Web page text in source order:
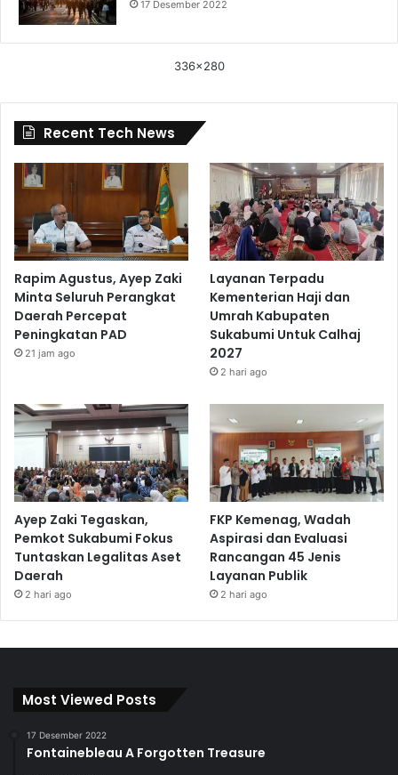
17 Desember 2022
336x280
Recent Tech News
Rapim Agustus, Ayep Zaki
Minta Seluruh Perangkat
Daerah Percepat
Peningkatan PAD
21 jam ago
Layanan Terpadu
Kementerian Haji dan
Umrah Kabupaten
Sukabumi Untuk Calhaj
2027
2 hari ago
Ayep Zaki Tegaskan,
Pemkot Sukabumi Fokus
Tuntaskan Legalitas Aset
Daerah
2 hari ago
FKP Kemenag, Wadah
Aspirasi dan Evaluasi
Rancangan 45 Jenis
Layanan Publik
2 hari ago
Most Viewed Posts
17 Desember 2022
Fontainebleau A Forgotten Treasure